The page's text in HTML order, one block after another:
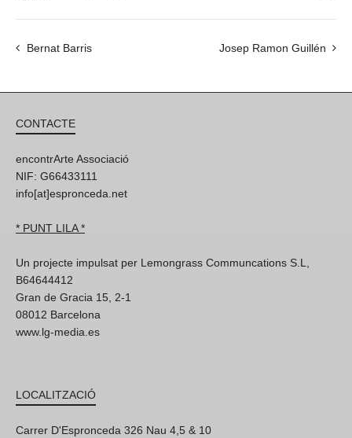
Bernat Barris Josep Ramon Guillén
CONTACTE
encontrArte Associació
NIF: G66433111
info[at]espronceda.net
* PUNT LILA *
Un projecte impulsat per Lemongrass Communcations S.L,
B64644412
Gran de Gracia 15, 2-1
08012 Barcelona
www.lg-media.es
LOCALITZACIÓ
Carrer D'Espronceda 326 Nau 4,5 & 10